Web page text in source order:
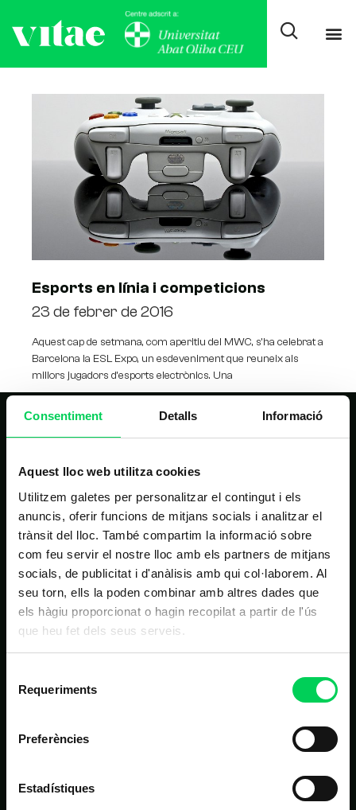
Consentiment Detalls Informació
Aquest lloc web utilitza cookies
Utilitzem galetes per personalitzar el contingut i els
anuncis, oferir funcions de mitjans socials i analitzar el
trànsit del lloc. També compartim la informació sobre
com feu servir el nostre lloc amb els partners de mitjans
socials, de publicitat i d'anàlisis amb qui col·laborem. Al
seu torn, ells la poden combinar amb altres dades que
els hàgiu proporcionat o hagin recopilat a partir de l'ús
que heu fet dels seus serveis.
Requeriments
Preferències
Estadístiques
Esports en línia i competicions
23 de febrer de 2016
Aquest cap de setmana, com aperitiu del MWC, s’ha celebrat a
Barcelona la ESL Expo, un esdeveniment que reuneix als
millors jugadors d’esports electrònics. Una
NAVEGACIÓ PRINCIPAL
Inici
Estudis
Nosaltres
Alumnes